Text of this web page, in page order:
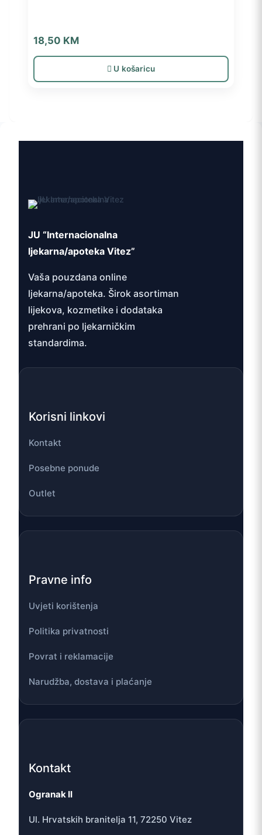
18,50 KM
U košaricu
JU “Internacionalna
ljekarna/apoteka Vitez”
Vaša pouzdana online
ljekarna/apoteka. Širok asortiman
lijekova, kozmetike i dodataka
prehrani po ljekarničkim
standardima.
Korisni linkovi
Kontakt
Posebne ponude
Outlet
Pravne info
Uvjeti korištenja
Politika privatnosti
Povrat i reklamacije
Narudžba, dostava i plaćanje
Kontakt
Ogranak II
Ul. Hrvatskih branitelja 11, 72250 Vitez